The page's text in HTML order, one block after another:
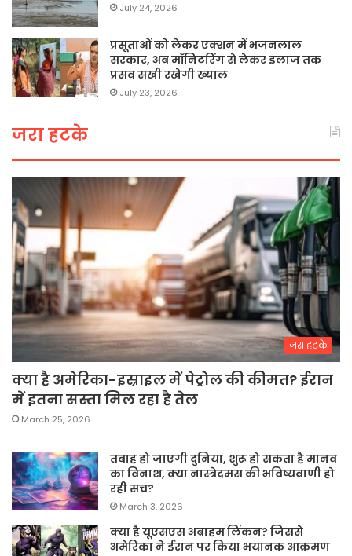
July 24, 2026
प्रसूताओं को लेकर एक्शन में भजनलाल
सरकार, अब मॉनिटरिंग से लेकर इलाज तक
प्रसव सखी रखेगी ख्याल
July 23, 2026
जरा हटके
जरा हटके
क्या है अमेरिका-इस्राइल में पेट्रोल की कीमत? ईरान
में इतना सस्ता मिल रहा है तेल
March 25, 2026
तबाह हो जाएगी दुनिया, शुरू हो सकता है मानव
का विनाश, क्या नास्त्रेदमस की भविष्यवाणी हो
रही सच?
March 3, 2026
क्या है यूएसएस अब्राहम लिंकन? जिससे
अमेरिका ने ईरान पर किया भयानक आक्रमण